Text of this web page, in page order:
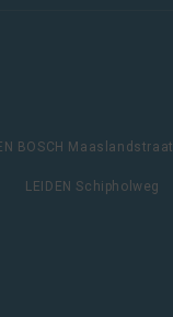
BOSCH Maaslandstraat
LEIDEN Schipholweg